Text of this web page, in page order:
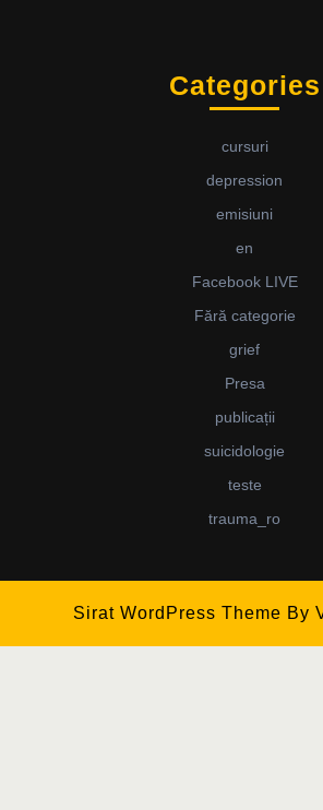
Categories
cursuri
depression
emisiuni
en
Facebook LIVE
Fără categorie
grief
Presa
publicații
suicidologie
teste
trauma_ro
Sirat WordPress Theme By